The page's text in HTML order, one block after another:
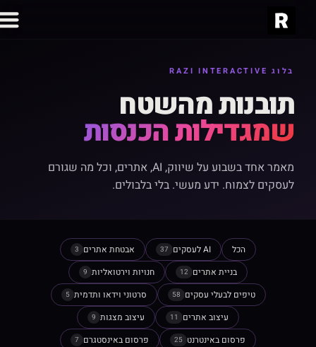
בלוג RAZI INTERACTIVE
תובנות מהשטח
שמגדילות הכנסות
מאמר אחד בשבוע על שיווק, AI, אתרים, וכל מה שגורם
לעסקים לצמוח. ידע מעשי. בלי בלבולים.
הכל AI לעסקים 37 אבטחת אתרים 3
בניית אתרים 12 חנויות וירטואליות 9
טיפים לבעלי עסקים 58 סרטוני וידאו ותדמית 5
עיצוב אתרים 11 עיצוב מצגות 9
פרסום באינטרנט 25 פרסום באינסטגרם 7